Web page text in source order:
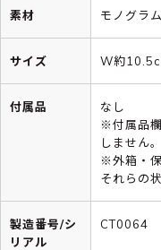
素材 モノグラ
サイズ W約
付属品
なし
※付属品
しません。
※外箱・
それらの
製造番号/シ
リアル
CT0064